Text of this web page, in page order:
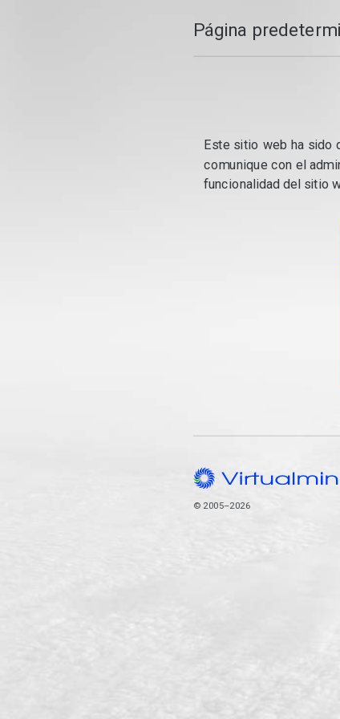
Página
Este sitio web ha sido
comunique con el
funcionalidad del sitio
© 2005–2026